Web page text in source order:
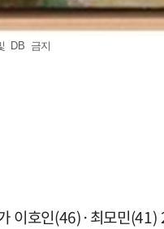
DB 금지
이호인(46)·최모민